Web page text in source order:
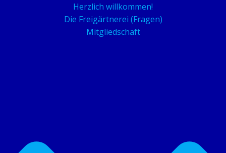
Herzlich willkommen!
Die Freigärtnerei (Fragen)
Mitgliedschaft